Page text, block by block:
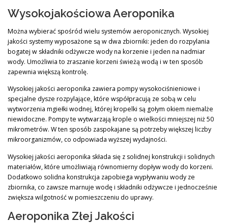
Wysokojakościowa Aeroponika
Można wybierać spośród wielu systemów aeroponicznych. Wysokiej
jakości systemy wyposażone są w dwa zbiorniki: jeden do rozpylania
bogatej w składniki odżywcze wody na korzenie i jeden na nadmiar
wody. Umożliwia to zraszanie korzeni świeżą wodą i w ten sposób
zapewnia większą kontrolę.
Wysokiej jakości aeroponika zawiera pompy wysokociśnieniowe i
specjalne dysze rozpylające, które współpracują ze sobą w celu
wytworzenia mgiełki wodnej, której kropelki są gołym okiem niemalże
niewidoczne. Pompy te wytwarzają krople o wielkości mniejszej niż 50
mikrometrów. W ten sposób zaspokajane są potrzeby większej liczby
mikroorganizmów, co odpowiada wyższej wydajności.
Wysokiej jakości aeroponika składa się z solidnej konstrukcji i solidnych
materiałów, które umożliwiają równomierny dopływ wody do korzeni.
Dodatkowo solidna konstrukcja zapobiega wypływaniu wody ze
zbiornika, co zawsze marnuje wodę i składniki odżywcze i jednocześnie
zwiększa wilgotność w pomieszczeniu do uprawy.
Aeroponika Złej Jakości